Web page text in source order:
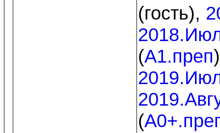
(гость),
(A1.преп
(